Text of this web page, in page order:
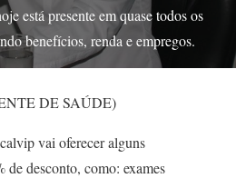
está presente em quase todos os
benefícios, renda e empregos.
DE SAÚDE)
vai oferecer alguns
de desconto, como: exames